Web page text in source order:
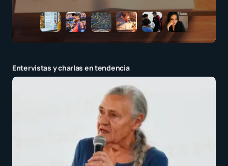
Entervistas y charlas en tendencia